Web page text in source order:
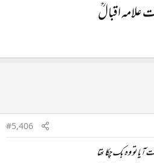
اقبالؒ
#5,406
تو وہ بک چکا تھا